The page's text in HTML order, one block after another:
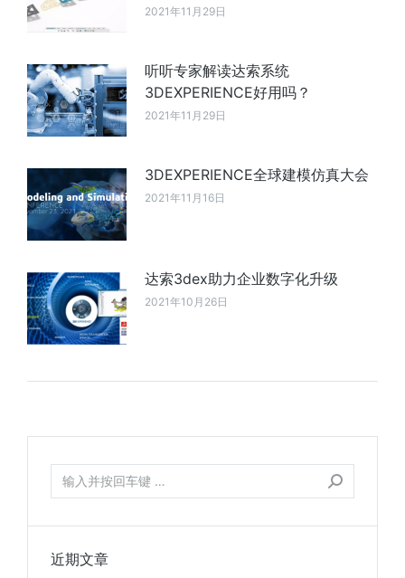
2021年11月29日
听听专家解读达索系统
3DEXPERIENCE好用吗？
2021年11月29日
3DEXPERIENCE全球建模仿真大会
2021年11月16日
达索3dex助力企业数字化升级
2021年10月26日
近期文章